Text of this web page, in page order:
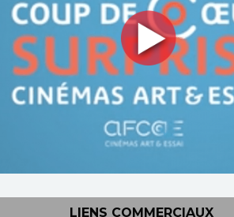
LIENS COMMERCIAUX